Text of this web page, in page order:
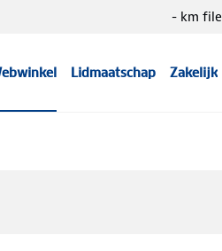
Lidmaatschap Zakelijk
- km file